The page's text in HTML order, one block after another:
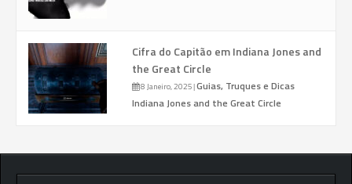
Cifra do Capitão em Indiana Jones and
the Great Circle
8 Janeiro, 2025|Guias, Truques e Dicas
Indiana Jones and the Great Circle